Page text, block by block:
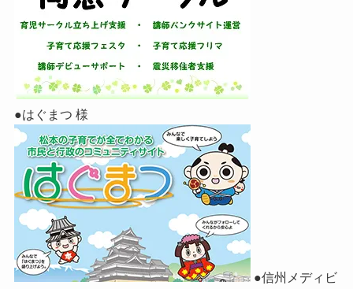
●はぐまつ 様
●信州メディビ